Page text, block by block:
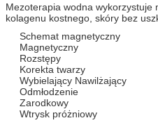
Mezoterapia wodna wykorzystuje
kolagenu kostnego, skóry bez
Schemat magnetyczny
Magnetyczny
Rozstępy
Korekta twarzy
Wybielający Nawilżający
Odmłodzenie
Zarodkowy
Wtrysk próżniowy